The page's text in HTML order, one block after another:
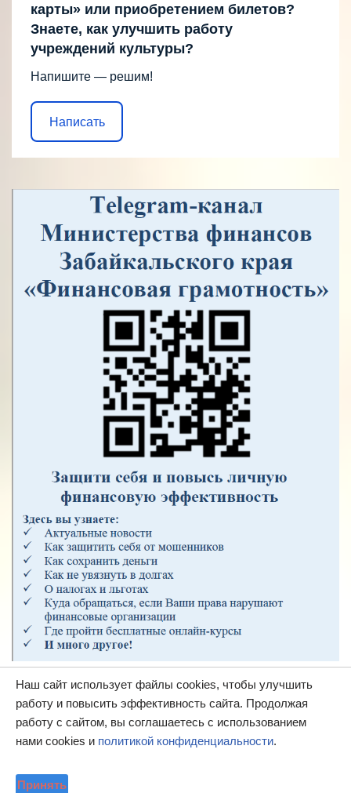
карты» или приобретением билетов?
Знаете, как улучшить работу
учреждений культуры?
Напишите — решим!
Написать
МУК "МЦ районная библиотека", 2020 год
Наш сайт использует файлы cookies, чтобы улучшить
работу и повысить эффективность сайта. Продолжая
работу с сайтом, вы соглашаетесь с использованием
нами cookies и политикой конфиденциальности.
Принять